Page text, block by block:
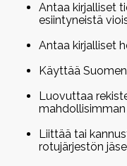
Antaa kirjalliset
esiintyneistä
Antaa kirjalliset
Käyttää
Luovuttaa
Liittää tai
rotujärjestön